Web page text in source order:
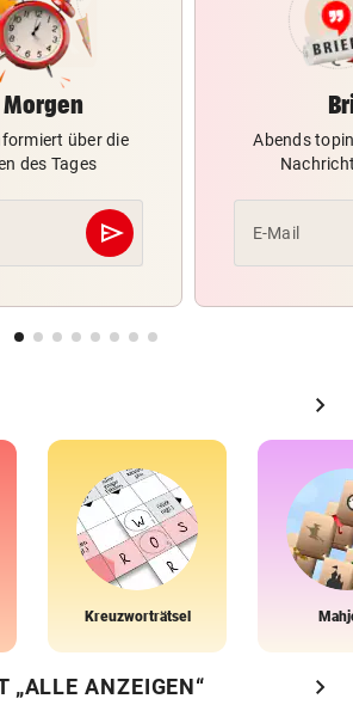
über die
des Tages
send
Abschicken
Abends
E-Mail
chevron_right
Kreuzworträtsel
„ALLE ANZEIGEN“ chevron_right